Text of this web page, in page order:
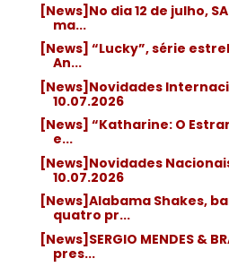
[News]No dia 12 de julho,
ma...
[News] “Lucky”, série
An...
[News]Novidades
10.07.2026
[News] “Katharine: O
e...
[News]Novidades
10.07.2026
[News]Alabama Shakes,
quatro pr...
[News]SERGIO MENDES &
pres...